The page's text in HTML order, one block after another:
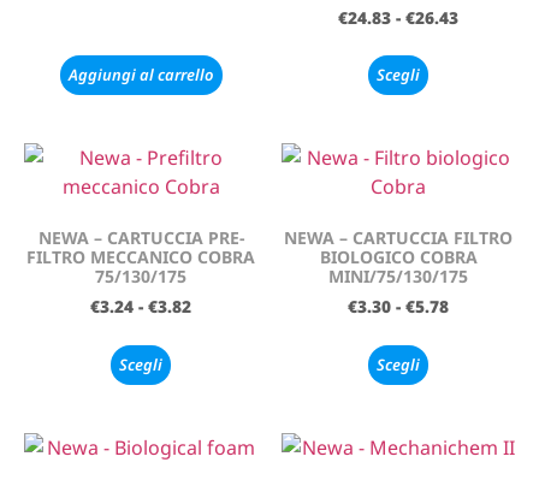
Aggiungi al carrello
€24.83 - €26.43
Scegli
NEWA – CARTUCCIA PRE-
FILTRO MECCANICO COBRA
75/130/175
€3.24 - €3.82
Scegli
NEWA – CARTUCCIA FILTRO
BIOLOGICO COBRA
MINI/75/130/175
€3.30 - €5.78
Scegli